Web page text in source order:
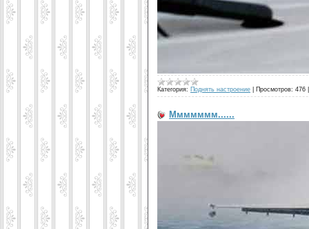
Категория: Поднять настроение Просмотров: 476
Ммммммм......